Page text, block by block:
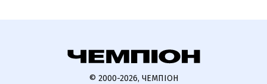
© 2000-2026, ЧЕМПІОН